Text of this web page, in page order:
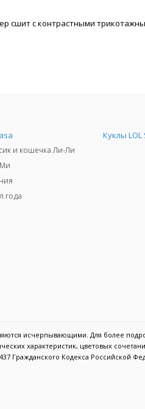
сшит с контрастными
и кошечка Ли-Ли
года
Куклы
исчерпывающими. Для более
характеристик, цветовых
Гражданского Кодекса Российской